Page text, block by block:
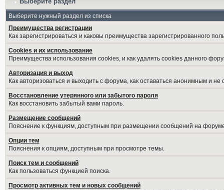
Выберите нужный раздел из списка
Преимущества регистрации
Как зарегистрироваться и каковы преимущества зарегистрированного
Cookies и их использование
Преимущества использования cookies, и как удалять cookies данного
Авторизация и выход
Как авторизоваться и выходить с форума, как оставаться анонимным и
Восстановление утерянного или забытого пароля
Как восстановить забытый вами пароль.
Размещение сообщений
Пояснение к функциям, доступным при размещении сообщений на
Опции тем
Пояснения к опциям, доступным при просмотре темы.
Поиск тем и сообщений
Как пользоваться функцией поиска.
Просмотр активных тем и новых сообщений